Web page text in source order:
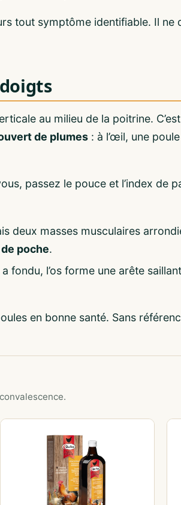
tout symptôme identifiable. Il ne
au milieu de la poitrine. C’est
de plumes : à l’œil, une
passez le pouce et l’index de
deux masses musculaires
poche.
fondu, l’os forme une arête
en bonne santé. Sans